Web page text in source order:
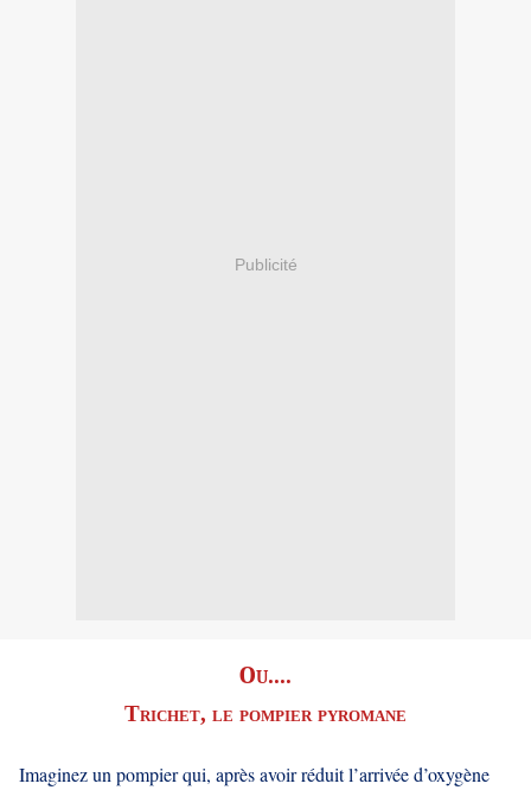
Publicité
Ou....
Trichet, le pompier pyromane
Imaginez un pompier qui, après avoir réduit l’arrivée d’oxygène